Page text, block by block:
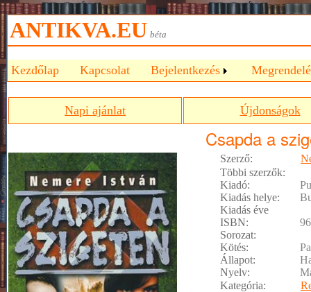
ANTIKVA.EU béta
Kezdőlap Kapcsolat Bejelentkezés
Napi ajánlat Újdonságok
Csapda a
Szerző:
Többi szerzők:
Kiadó:
Kiadás helye:
Kiadás éve
ISBN:
Sorozat:
Kötés:
Állapot:
Nyelv:
Kategória: